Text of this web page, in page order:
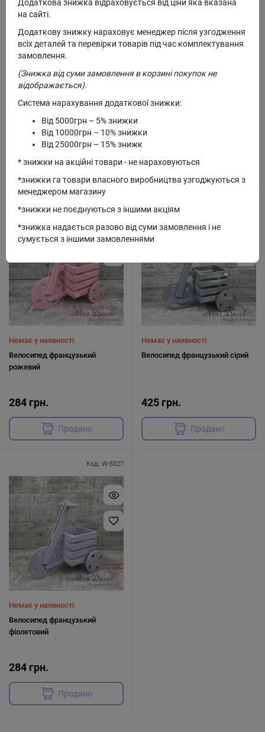
Немає у наявності
Велосипед французький міні
194 грн.
Продано
Немає у наявності
284 грн.
Продано
Код: W-5066
Немає у наявності
Велосипед французький
рожевий
284 грн.
Продано
Немає у наявності
Велосипед французький сірий
425 грн.
Продано
Код: W-5027
Немає у наявності
Велосипед французький
фіолетовий
284 грн.
Продано
Додаткова знижка відраховується від ціни яка вказана
на сайті.
Додаткову знижку нараховує менеджер після узгодження
всіх деталей та перевірки товарів під час комплектування
замовлення.
(Знижка від суми замовлення в корзині покупок не
відображається).
Система нарахування додаткової знижки:
Від 5000грн – 5% знижки
Від 10000грн – 10% знижки
Від 25000грн – 15% знижк
* знижки на акційні товари - не нараховуються
*знижки га товари власного виробництва узгоджуються з
менеджером магазину
*знижки не поєднуються з іншими акціям
*знижка надається разово від суми замовлення і не
сумується з іншими замовленнями